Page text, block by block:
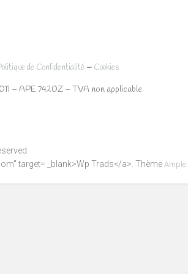
de Confidentialité – Cookies
– APE 7420Z – TVA non applicable
target= _blank>Wp Trads</a>. Thème Ample